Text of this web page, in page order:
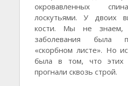
окровавленных
лоскутьями. У двоих
кости. Мы не знаем,
заболевания была
«скорбном листе». Но
была в том, что этих
прогнали сквозь строй.